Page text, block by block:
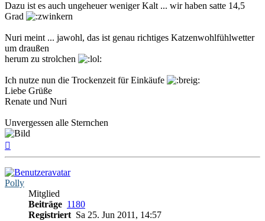
Dazu ist es auch ungeheuer weniger Kalt ... wir haben satte 14,5
Grad
Nuri meint ... jawohl, das ist genau richtiges Katzenwohlfühlwetter
um draußen
herum zu strolchen
Ich nutze nun die Trockenzeit für Einkäufe
Liebe Grüße
Renate und Nuri
Unvergessen alle Sternchen
Polly
Mitglied
Beiträge 1180
Registriert Sa 25. Jun 2011, 14:57